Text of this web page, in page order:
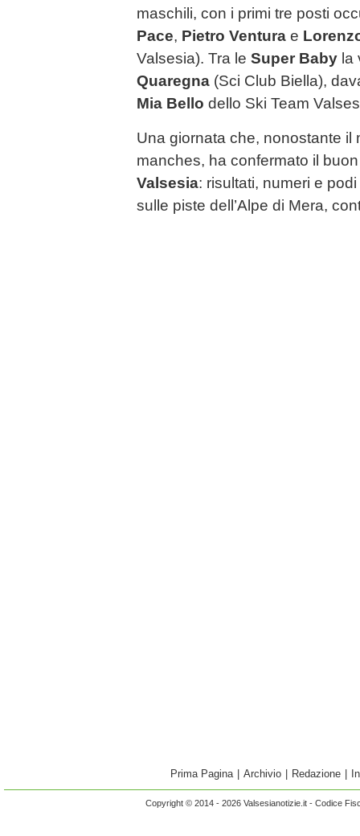
maschili, con i primi tre posti
Pace, Pietro Ventura e
Valsesia). Tra le Super Baby la
Quaregna (Sci Club Biella),
Mia Bello dello Ski Team
Una giornata che, nonostante il
manches, ha confermato il
Valsesia: risultati, numeri e
sulle piste dell’Alpe di Mera,
Prima Pagina Archivio Redazione
Copyright © 2014 - 2026 Valsesianotizie.it - Codice